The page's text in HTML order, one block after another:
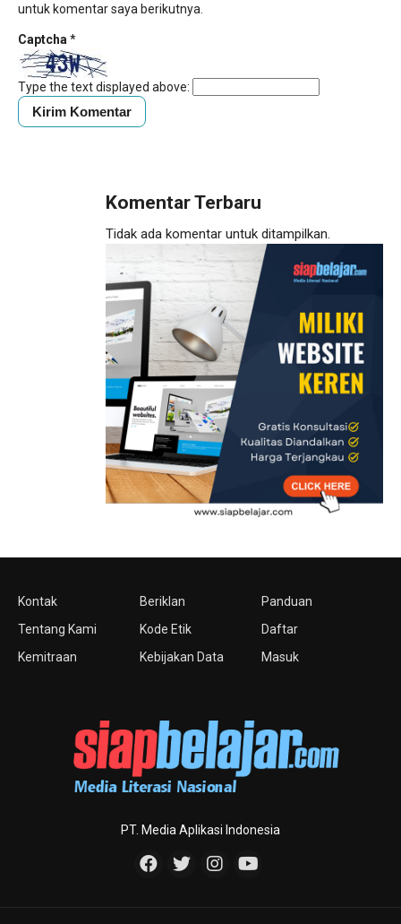
untuk komentar saya berikutnya.
Captcha *
Type the text displayed above:
Komentar Terbaru
Tidak ada komentar untuk ditampilkan.
Kontak
Tentang Kami
Kemitraan
Beriklan
Kode Etik
Kebijakan Data
Panduan
Daftar
Masuk
PT. Media Aplikasi Indonesia